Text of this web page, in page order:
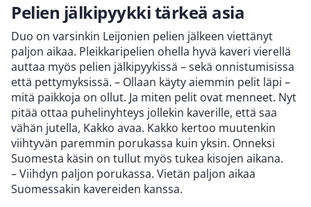
Pelien jälkipyykki tärkeä asia
Duo on varsinkin Leijonien pelien jälkeen viettänyt
paljon aikaa. Pleikkaripelien ohella hyvä kaveri vierellä
auttaa myös pelien jälkipyykissä – sekä onnistumisissa
että pettymyksissä. – Ollaan käyty aiemmin pelit läpi –
mitä paikkoja on ollut. Ja miten pelit ovat menneet. Nyt
pitää ottaa puhelinyhteys jollekin kaverille, että saa
vähän jutella, Kakko avaa. Kakko kertoo muutenkin
viihtyvän paremmin porukassa kuin yksin. Onneksi
Suomesta käsin on tullut myös tukea kisojen aikana.
– Viihdyn paljon porukassa. Vietän paljon aikaa
Suomessakin kavereiden kanssa.